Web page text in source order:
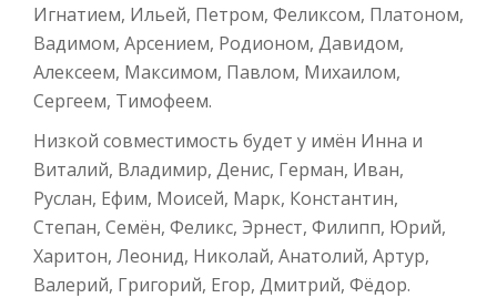
Игнатием, Ильей, Петром, Феликсом, Платоном,
Вадимом, Арсением, Родионом, Давидом,
Алексеем, Максимом, Павлом, Михаилом,
Сергеем, Тимофеем.
Низкой совместимость будет у имён Инна и
Виталий, Владимир, Денис, Герман, Иван,
Руслан, Ефим, Моисей, Марк, Константин,
Степан, Семён, Феликс, Эрнест, Филипп, Юрий,
Харитон, Леонид, Николай, Анатолий, Артур,
Валерий, Григорий, Егор, Дмитрий, Фёдор.